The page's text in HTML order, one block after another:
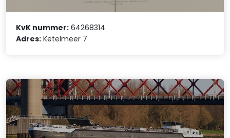
KvK nummer: 64268314
Adres: Ketelmeer 7